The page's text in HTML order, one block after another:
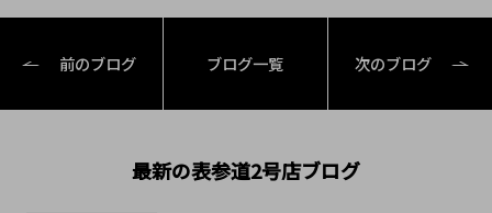
前のブログ ブログ一覧 次のブログ
最新の表参道2号店ブログ